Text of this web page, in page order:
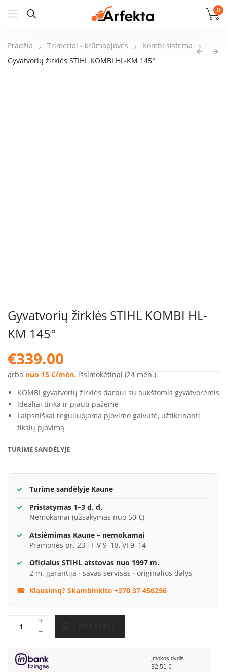
0
Pradžia Trimeriai - krūmapjovės
Kombi sistema
Gyvatvorių žirklės STIHL KOMBI HL-KM 145°
Gyvatvorių žirklės STIHL KOMBI HL-
KM 145°
€339.00
arba nuo 15 €/mėn. išsimokėtinai (24 mėn.)
KOMBI gyvatvorių žirklės darbui su aukštomis gyvatvorėmis
Idealiai tinka ir pjauti pažeme
Laipsniškai reguliuojama pjovimo galvutė, užtikrinanti
tikslų pjovimą
TURIME SANDĖLYJE
Turime sandėlyje Kaune
Pristatymas 1–3 d. d.
Nemokamai (užsakymas nuo 50 €)
Atsiėmimas Kaune – nemokamai
Pramonės pr. 23 · I–V 9–18, VI 9–14
Oficialus STIHL atstovas nuo 1997 m.
2 m. garantija · savas servisas · originalios dalys
Klausimų? Skambinkite +370 37 456296
Įmokos dydis
32,51 €